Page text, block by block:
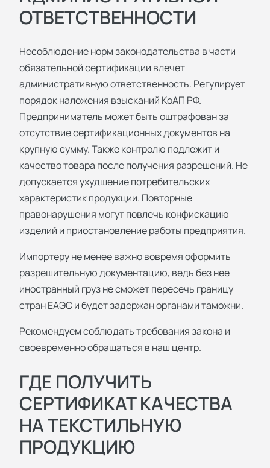
ОТВЕТСТВЕННОСТИ
Несоблюдение норм законодательства в части
обязательной сертификации влечет
административную ответственность. Регулирует
порядок наложения взысканий КоАП РФ.
Предприниматель может быть оштрафован за
отсутствие сертификационных документов на
крупную сумму. Также контролю подлежит и
качество товара после получения разрешений. Не
допускается ухудшение потребительских
характеристик продукции. Повторные
правонарушения могут повлечь конфискацию
изделий и приостановление работы предприятия.
Импортеру не менее важно вовремя оформить
разрешительную документацию, ведь без нее
иностранный груз не сможет пересечь границу
стран ЕАЭС и будет задержан органами таможни.
Рекомендуем соблюдать требования закона и
своевременно обращаться в наш центр.
ГДЕ ПОЛУЧИТЬ
СЕРТИФИКАТ КАЧЕСТВА
НА ТЕКСТИЛЬНУЮ
ПРОДУКЦИЮ